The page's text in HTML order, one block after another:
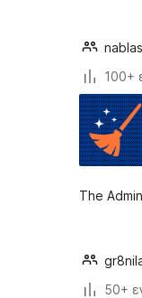
100+
The
50+